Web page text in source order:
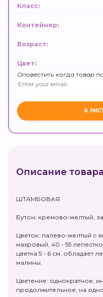
Класс:
Контейнер:
Возраст:
Цвет:
Оповестить когда товар
Описание товара
ШТАМБОВАЯ
Бутон: кремово-желтый,
Цветок: палево-желтый с
махровый, 40 - 55
цветка 5 - 6 см, обладает
малины.
Цветение: однократное,
продолжительное, на